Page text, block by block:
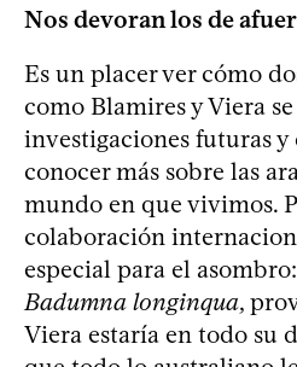
Nos devoran los de
Es un placer ver cómo
como Blamires y Viera
investigaciones futuras
conocer más sobre las
mundo en que vivimos.
colaboración
especial para el
Badumna longinqua,
Viera estaría en todo su